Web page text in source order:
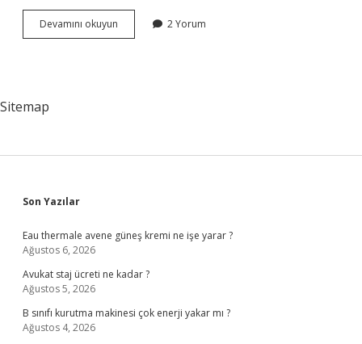
Devamını okuyun Sherlock
Holmes
2 Yorum
Sitemap
Sidebar
Son Yazılar
Eau thermale avene güneş kremi ne işe yarar ?
Ağustos 6, 2026
Avukat staj ücreti ne kadar ?
Ağustos 5, 2026
B sınıfı kurutma makinesi çok enerji yakar mı ?
Ağustos 4, 2026